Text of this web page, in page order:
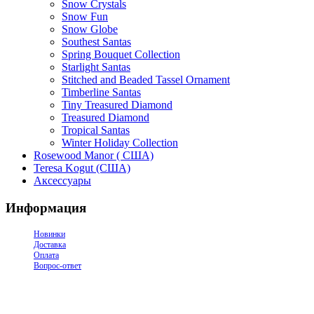
Snow Crystals
Snow Fun
Snow Globe
Southest Santas
Spring Bouquet Collection
Starlight Santas
Stitched and Beaded Tassel Ornament
Timberline Santas
Tiny Treasured Diamond
Treasured Diamond
Tropical Santas
Winter Holiday Collection
Rosewood Manor ( США)
Teresa Kogut (США)
Аксессуары
Информация
Новинки
Доставка
Оплата
Вопрос-ответ